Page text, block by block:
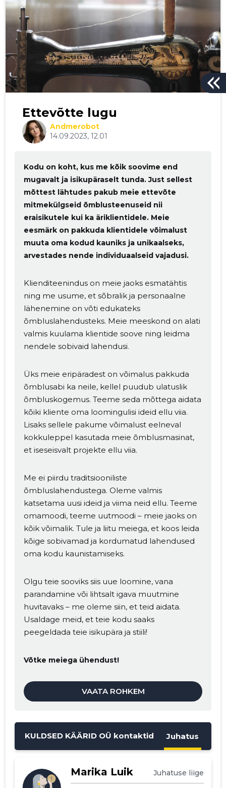
Ettevõtte lugu
Andmerobot
14.09.2023, 12.01
Kodu on koht, kus me kõik soovime end
mugavalt ja isikupäraselt tunda. Just sellest
mõttest lähtudes pakub meie ettevõte
mitmekülgseid õmblusteenuseid nii
eraisikutele kui ka äriklientidele. Meie
eesmärk on pakkuda klientidele võimalust
muuta oma kodud kauniks ja unikaalseks,
arvestades nende individuaalseid vajadusi.
Klienditeenindus on meie jaoks esmatähtis
ning me usume, et sõbralik ja personaalne
lähenemine on võti edukateks
õmbluslahendusteks. Meie meeskond on alati
valmis kuulama klientide soove ning leidma
nendele sobivaid lahendusi.
Üks meie eripäradest on võimalus pakkuda
õmblusabi ka neile, kellel puudub ulatuslik
õmbluskogemus. Teeme seda mõttega aidata
kõiki kliente oma loomingulisi ideid ellu viia.
Lisaks sellele pakume võimalust eelneval
kokkuleppel kasutada meie õmblusmasinat,
et iseseisvalt projekte ellu viia.
Me ei piirdu traditsiooniliste
õmbluslahendustega. Oleme valmis
katsetama uusi ideid ja viima neid ellu. Teeme
omamoodi, teeme uutmoodi – meie jaoks on
kõik võimalik. Tule ja liitu meiega, et koos leida
kõige sobivamad ja kordumatud lahendused
oma kodu kaunistamiseks.
Olgu teie sooviks siis uue loomine, vana
parandamine või lihtsalt igava muutmine
huvitavaks – me oleme siin, et teid aidata.
Usaldage meid, et teie kodu saaks
peegeldada teie isikupära ja stiili!
Võtke meiega ühendust!
VAATA ROHKEM
KULDSED KÄÄRID OÜ kontaktid Juhatus
Marika Luik Juhatuse liige
kirjeldust
MUUDA